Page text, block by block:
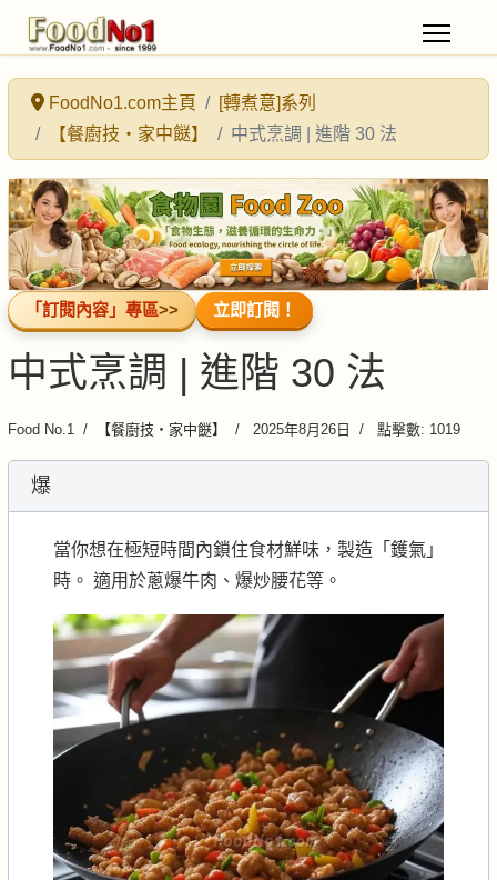
FoodNo1.com主頁
[轉煮意]系列
【餐廚技・家中餸】
中式烹調 | 進階 30 法
「訂閱內容」專區>> 立即訂閱！
中式烹調 | 進階 30 法
Food No.1 【餐廚技・家中餸】 2025年8月26日 點擊數: 1019
爆
當你想在極短時間內鎖住食材鮮味，製造「鑊氣」
時。 適用於蔥爆牛肉、爆炒腰花等。